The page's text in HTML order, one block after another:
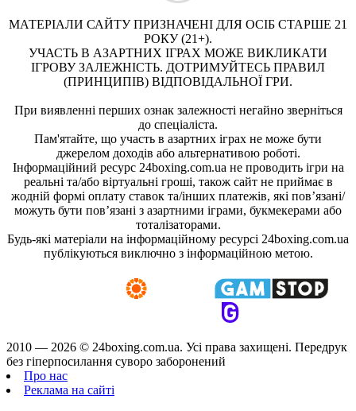
МАТЕРІАЛИ САЙТУ ПРИЗНАЧЕНІ ДЛЯ ОСІБ СТАРШЕ 21
РОКУ (21+).
УЧАСТЬ В АЗАРТНИХ ІГРАХ МОЖЕ ВИКЛИКАТИ
ІГРОВУ ЗАЛЕЖНІСТЬ. ДОТРИМУЙТЕСЬ ПРАВИЛ
(ПРИНЦИПІВ) ВІДПОВІДАЛЬНОЇ ГРИ.
При виявленні перших ознак залежності негайно зверніться
до спеціаліста.
Пам'ятайте, що участь в азартних іграх не може бути
джерелом доходів або альтернативою роботі.
Інформаційний ресурс 24boxing.com.ua не проводить ігри на
реальні та/або віртуальні гроші, також сайт не приймає в
жодній формі оплату ставок та/інших платежів, які пов’язані/
можуть бути пов’язані з азартними іграми, букмекерами або
тоталізаторами.
Будь-які матеріали на інформаційному ресурсі 24boxing.com.ua
публікуються виключно з інформаційною метою.
2010 — 2026 © 24boxing.com.ua. Усi права захищенi. Передрук
без гіперпосилання суворо заборонений
Про нас
Реклама на сайті